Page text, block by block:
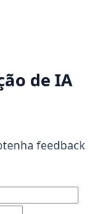
de IA
feedback